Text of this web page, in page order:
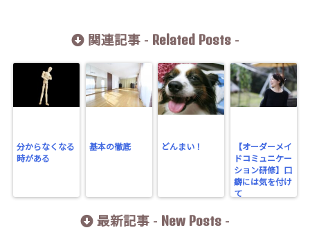
関連記事 - Related Posts-
分からなくなる
時がある
基本の徹底 どんまい！
【オーダーメイ
ドコミュニケー
ション研修】口
癖には気を付け
て
最新記事 - New Posts -